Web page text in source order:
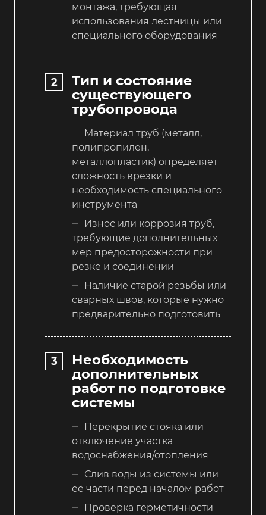
монтажа, требующая
использования лестницы или
специального оборудования
Тип и состояние
существующего
трубопровода
Материал труб (металл,
полипропилен,
металлопластик) определяет
сложность врезки и
необходимость специального
инструмента
Износ или коррозия труб,
требующие дополнительных
мер предосторожности при
резке и соединении
Наличие старой резьбы или
сварных швов, которые нужно
предварительно подготовить
Необходимость
дополнительных
работ по подготовке
системы
Перекрытие стояка или
отключение участка
водоснабжения/отопления
Слив воды из системы или
её части перед началом работ
Проверка герметичности